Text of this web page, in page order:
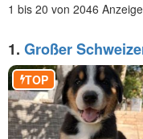
1 bis 20 von 2046
1. Großer
TOP